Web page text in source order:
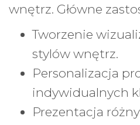
wnętrz. Główne
Tworzenie
stylów wnętrz.
Personalizacja
indywidualnych
Prezentacja